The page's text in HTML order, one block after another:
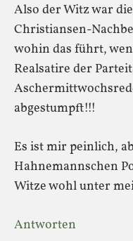
Also der Witz war
Christiansen-
wohin das führt,
Realsatire der
abgestumpft!!!
Es ist mir peinlich,
Hahnemannschen
Witze wohl unter
Antworten